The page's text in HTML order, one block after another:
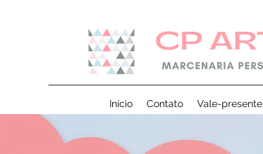
Início Contato Vale-presente